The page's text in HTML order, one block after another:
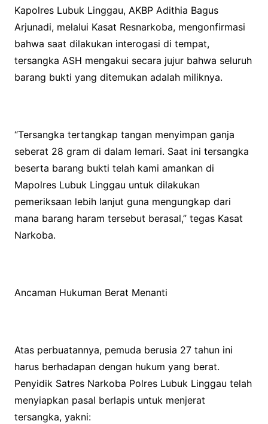
Kapolres Lubuk Linggau, AKBP Adithia Bagus
Arjunadi, melalui Kasat Resnarkoba, mengonfirmasi
bahwa saat dilakukan interogasi di tempat,
tersangka ASH mengakui secara jujur bahwa seluruh
barang bukti yang ditemukan adalah miliknya.
“Tersangka tertangkap tangan menyimpan ganja
seberat 28 gram di dalam lemari. Saat ini tersangka
beserta barang bukti telah kami amankan di
Mapolres Lubuk Linggau untuk dilakukan
pemeriksaan lebih lanjut guna mengungkap dari
mana barang haram tersebut berasal,” tegas Kasat
Narkoba.
Ancaman Hukuman Berat Menanti
Atas perbuatannya, pemuda berusia 27 tahun ini
harus berhadapan dengan hukum yang berat.
Penyidik Satres Narkoba Polres Lubuk Linggau telah
menyiapkan pasal berlapis untuk menjerat
tersangka, yakni: